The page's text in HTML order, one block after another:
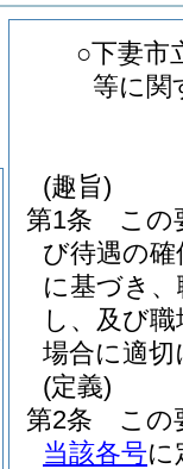
○下妻市
等に関
(趣旨)
第1条
この
び待遇の
に基づき
し、及び
場合に適
(定義)
第2条
この
当該各号に